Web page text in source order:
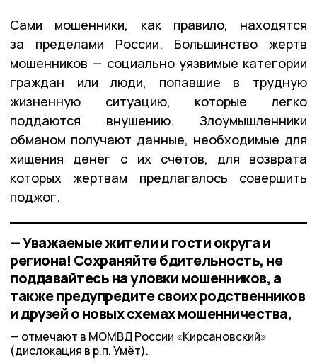
Сами мошенники, как правило, находятся
за пределами России. Большинство жертв
мошенников — социально уязвимые категории
граждан или люди, попавшие в трудную
жизненную ситуацию, которые легко
поддаются внушению. Злоумышленники
обманом получают данные, необходимые для
хищения денег с их счетов, для возврата
которых жертвам предлагалось совершить
поджог.
— Уважаемые жители и гости округа и
региона! Сохраняйте бдительность, не
поддавайтесь на уловки мошенников, а
также предупредите своих родственников
и друзей о новых схемах мошенничества,
отмечают в МОМВД России «Кирсановский»
(дислокация в р.п. Умёт).